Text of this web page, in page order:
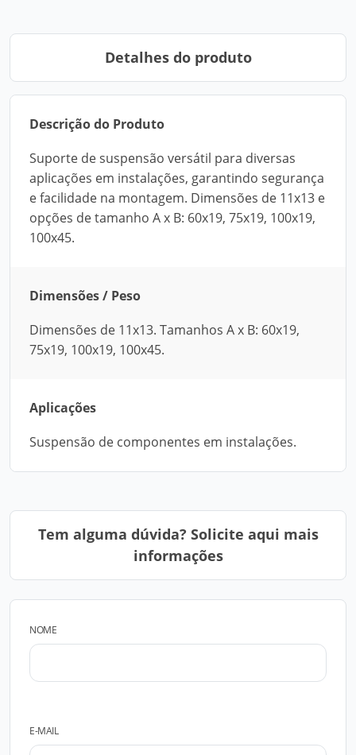
Detalhes do produto
Descrição do Produto
Suporte de suspensão versátil para diversas
aplicações em instalações, garantindo segurança
e facilidade na montagem. Dimensões de 11x13 e
opções de tamanho A x B: 60x19, 75x19, 100x19,
100x45.
Dimensões / Peso
Dimensões de 11x13. Tamanhos A x B: 60x19,
75x19, 100x19, 100x45.
Aplicações
Suspensão de componentes em instalações.
Tem alguma dúvida? Solicite aqui mais
informações
NOME
E-MAIL